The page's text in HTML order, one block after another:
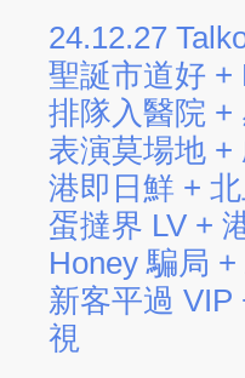
24.12.27
聖誕市道好 +
排隊入醫院 +
表演莫場地 +
港即日鮮 +
蛋撻界 LV +
Honey 騙局
新客平過 VIP
視